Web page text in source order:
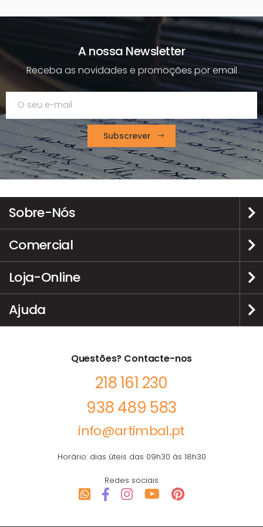
A nossa Newsletter
Receba as novidades e promoções por email
Subscrever
Sobre-Nós
Comercial
Loja-Online
Ajuda
Questões? Contacte-nos
218 161 230
938 489 583
info@artimbal.pt
Horário: dias úteis das 09h30 às 18h30
Redes sociais